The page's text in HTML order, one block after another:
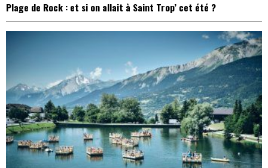
Plage de Rock : et si on allait à Saint Trop’ cet été ?